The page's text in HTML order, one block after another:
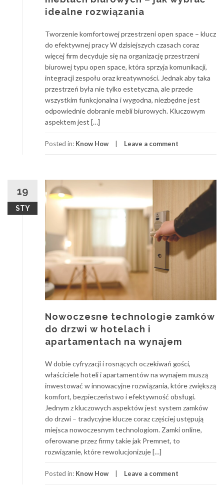
idealne rozwiązania
Tworzenie komfortowej przestrzeni open space – klucz
do efektywnej pracy W dzisiejszych czasach coraz
więcej firm decyduje się na organizację przestrzeni
biurowej typu open space, która sprzyja komunikacji,
integracji zespołu oraz kreatywności. Jednak aby taka
przestrzeń była nie tylko estetyczna, ale przede
wszystkim funkcjonalna i wygodna, niezbędne jest
odpowiednie dobranie mebli biurowych. Kluczowym
aspektem jest […]
Posted in: Know How Leave a comment
19
STY
Nowoczesne technologie zamków
do drzwi w hotelach i
apartamentach na wynajem
W dobie cyfryzacji i rosnących oczekiwań gości,
właściciele hoteli i apartamentów na wynajem muszą
inwestować w innowacyjne rozwiązania, które zwiększą
komfort, bezpieczeństwo i efektywność obsługi.
Jednym z kluczowych aspektów jest system zamków
do drzwi – tradycyjne klucze coraz częściej ustępują
miejsca nowoczesnym technologiom. Zamki online,
oferowane przez firmy takie jak Premnet, to
rozwiązanie, które rewolucjonizuje […]
Posted in: Know How Leave a comment